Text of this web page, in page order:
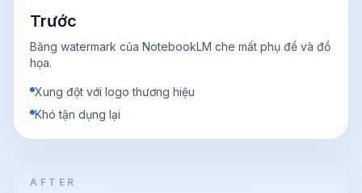
Trước
Băng watermark của NotebookLM che mất phụ đề và đồ
họa.
Xung đột với logo thương hiệu
Khó tận dụng lại
AFTER